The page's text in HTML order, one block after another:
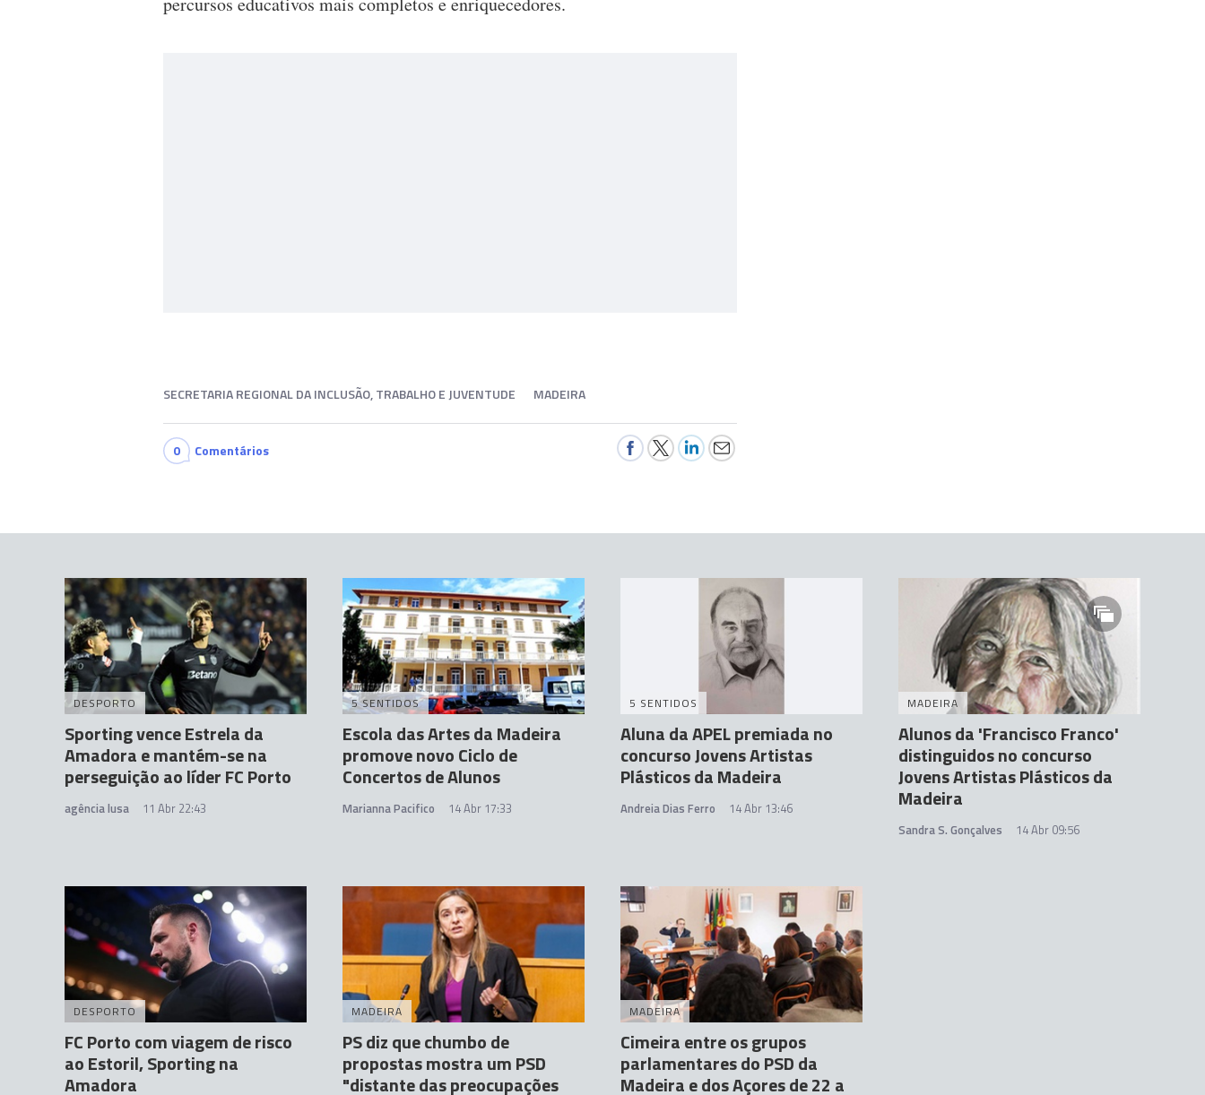
SECRETARIA REGIONAL DA INCLUSÃO, TRABALHO E JUVENTUDE MADEIRA
0 Comentários
DESPORTO
Sporting vence Estrela da
Amadora e mantém-se na
perseguição ao líder FC Porto
agência lusa 11 Abr 22:43
5 SENTIDOS
Escola das Artes da Madeira
promove novo Ciclo de
Concertos de Alunos
Marianna Pacifico 14 Abr 17:33
5 SENTIDOS
Aluna da APEL premiada no
concurso Jovens Artistas
Plásticos da Madeira
Andreia Dias Ferro 14 Abr 13:46
MADEIRA
Alunos da 'Francisco Franco'
distinguidos no concurso
Jovens Artistas Plásticos da
Madeira
Sandra S. Gonçalves 14 Abr 09:56
DESPORTO
FC Porto com viagem de risco
ao Estoril, Sporting na
Amadora
MADEIRA
PS diz que chumbo de
propostas mostra um PSD
"distante das preocupações
MADEIRA
Cimeira entre os grupos
parlamentares do PSD da
Madeira e dos Açores de 22 a